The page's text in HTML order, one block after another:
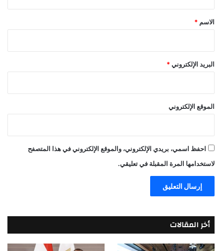
*
الاسم *
البريد الإلكتروني *
الموقع الإلكتروني
احفظ اسمي، بريدي الإلكتروني، والموقع الإلكتروني في هذا المتصفح
لاستخدامها المرة المقبلة في تعليقي.
أخر المقالات